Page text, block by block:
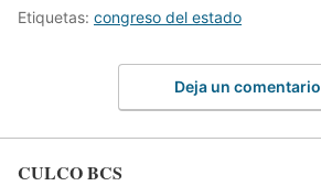
Etiquetas: congreso del estado
Deja un comentario
CULCO BCS